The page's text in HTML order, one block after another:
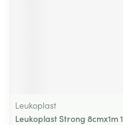
Leukoplast
Leukoplast Strong 8cmx1m 1